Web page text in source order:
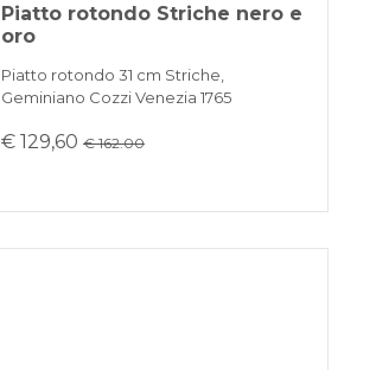
Piatto rotondo Striche nero e
oro
Piatto rotondo 31 cm Striche,
Geminiano Cozzi Venezia 1765
€ 129,60€ 162.00